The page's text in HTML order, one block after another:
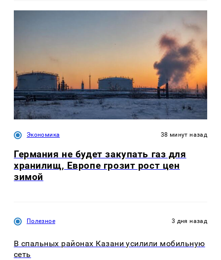
Экономика 38 минут назад
Германия не будет закупать газ для
хранилищ, Европе грозит рост цен
зимой
Полезное 3 дня назад
В спальных районах Казани усилили мобильную
сеть